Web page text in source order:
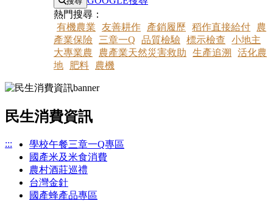
熱門搜尋：
有機農業
友善耕作 產銷履歷 稻作直接給付
農
產業保險
三章一Q 品質檢驗 標示檢查
小地主
大專業農
農產業天然災害救助 生產追溯
活化農
地
肥料 農機
民生消費資訊
:::
學校午餐三章一Q專區
國產米及米食消費
農村酒莊巡禮
台灣金針
國產蜂產品專區